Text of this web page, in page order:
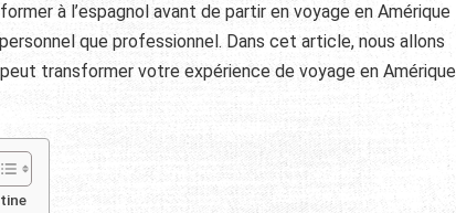
à l’espagnol avant de partir en voyage en Amérique
que professionnel. Dans cet article, nous allons
transformer votre expérience de voyage en Amérique